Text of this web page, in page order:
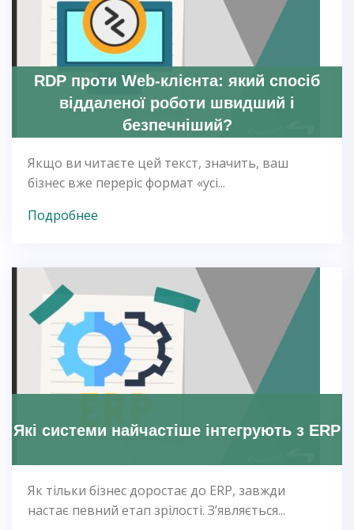
RDP проти Web-клієнта: який спосіб
віддаленої роботи швидший і
безпечніший?
Якщо ви читаєте цей текст, значить, ваш
бізнес вже переріс формат «усі...
Подробнее
Які системи найчастіше інтегрують з ERP
Як тільки бізнес доростає до ERP, завжди
настає певний етап зрілості. З’являється...